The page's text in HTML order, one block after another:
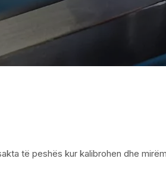
të peshës kur kalibrohen dhe